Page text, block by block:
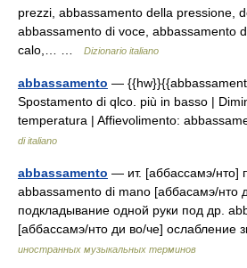
prezzi, abbassamento della pressione,
abbassamento di voce, abbassamento
calo,… …
Dizionario italiano
abbassamento —
Spostamento di qlco. più in basso |
temperatura | Affievolimento:
di italiano
abbassamento — ит. [аббассамэ/нто]
abbassamento di mano [аббасамэ/нто
подкладывание одной руки под др.
[аббассамэ/нто ди во/че] ослабление
иностранных музыкальных терминов